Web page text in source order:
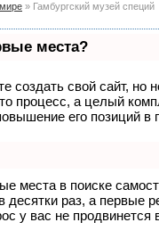
» Гамбургский музей специй
места?
создать свой сайт, но
процесс, а целый
его позиций в
места в поиске
десятки раз, а первые
у вас не продвинется